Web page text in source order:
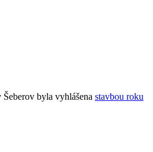
byla vyhlášena stavbou roku